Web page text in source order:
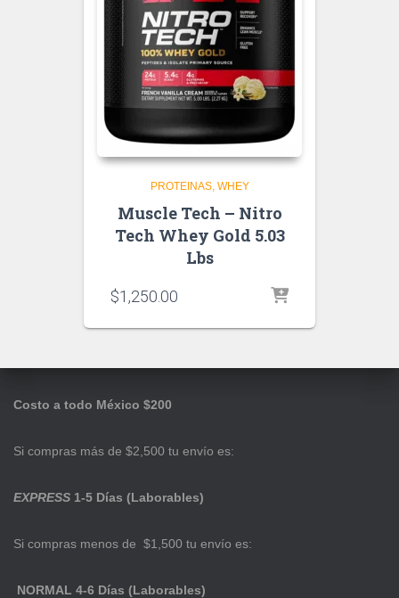
PROTEINAS WHEY
Muscle Tech – Nitro
Tech Whey Gold 5.03
Lbs
$1,250.00
Costo a todo México $200
Si compras más de $2,500 tu envío es:
EXPRESS 1-5 Días (Laborables)
Si compras menos de $1,500 tu envío es:
NORMAL 4-6 Días (Laborables)